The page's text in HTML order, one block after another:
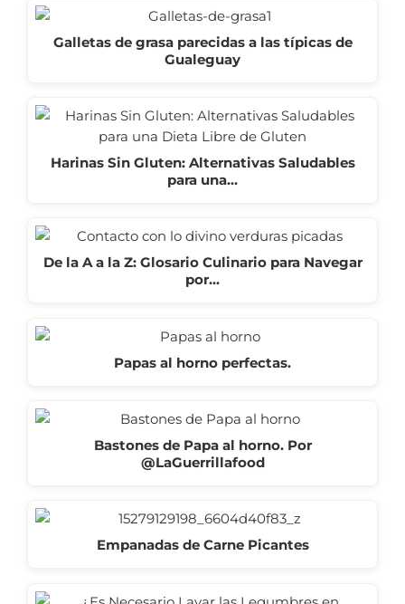
Galletas de grasa parecidas a las típicas de
Gualeguay
Harinas Sin Gluten: Alternativas Saludables
para una…
De la A a la Z: Glosario Culinario para Navegar
por…
Papas al horno perfectas.
Bastones de Papa al horno. Por
@LaGuerrillafood
Empanadas de Carne Picantes